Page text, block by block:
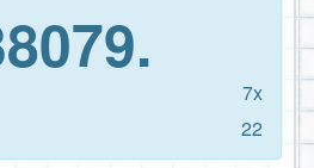
7x
22